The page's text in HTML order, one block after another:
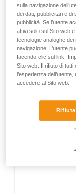
Tenere l’ASAP o
attacco
sulla navigazione
dei dati, pubblicitari e di
pubblicità. Se l’utente
attivi solo sul Sito web
tecnologie analoghe
navigazione. L’utente
facendo clic sul link
Sito web. Il rifiuto di
l’esperienza
accedere al Sito web.